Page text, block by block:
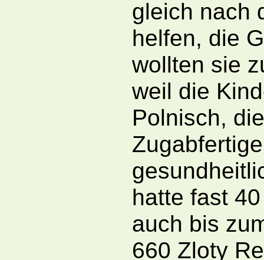
gleich nach
helfen, die
wollten sie
weil die
Polnisch,
hatte fast
auch bis
660 Zloty